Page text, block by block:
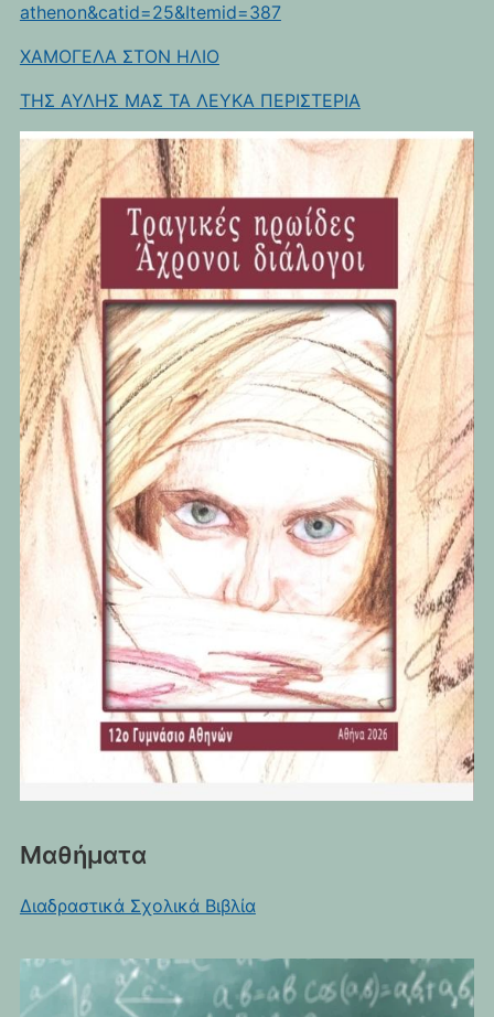
athenon&catid=25&Itemid=387
ΧΑΜΟΓΕΛΑ ΣΤΟΝ ΗΛΙΟ
ΤΗΣ ΑΥΛΗΣ ΜΑΣ ΤΑ ΛΕΥΚΑ ΠΕΡΙΣΤΕΡΙΑ
Μαθήματα
Διαδραστικά Σχολικά Βιβλία